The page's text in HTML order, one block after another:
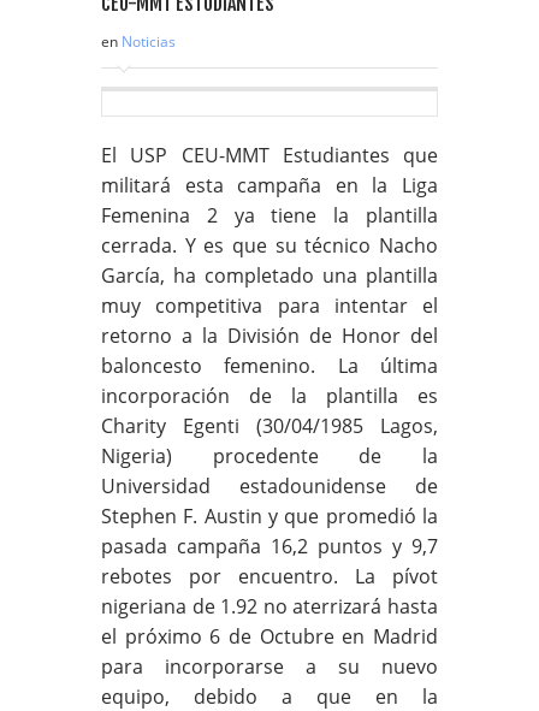
en Noticias
El USP CEU-MMT Estudiantes que
militará esta campaña en la Liga
Femenina 2 ya tiene la plantilla
cerrada. Y es que su técnico Nacho
García, ha completado una plantilla
muy competitiva para intentar el
retorno a la División de Honor del
baloncesto femenino. La última
incorporación de la plantilla es
Charity Egenti (30/04/1985 Lagos,
Nigeria) procedente de la
Universidad estadounidense de
Stephen F. Austin y que promedió la
pasada campaña 16,2 puntos y 9,7
rebotes por encuentro. La pívot
nigeriana de 1.92 no aterrizará hasta
el próximo 6 de Octubre en Madrid
para incorporarse a su nuevo
equipo, debido a que en la